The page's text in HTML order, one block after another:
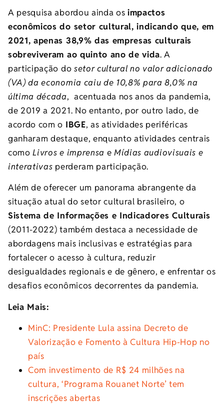
A pesquisa abordou ainda osimpactos
econômicos do setor cultural, indicando que, em
2021, apenas 38,9% das empresas culturais
sobreviveram ao quinto ano de vida. A
participação do setor cultural no valor adicionado
(VA) da economia caiu de 10,8% para 8,0% na
última década, acentuada nos anos da pandemia,
de 2019 a 2021. No entanto, por outro lado, de
acordo com o IBGE, as atividades periféricas
ganharam destaque, enquanto atividades centrais
comoLivros e imprensa e Mídias audiovisuais e
interativas perderam participação.
Além de oferecer um panorama abrangente da
situação atual do setor cultural brasileiro, o
Sistema de Informações e Indicadores Culturais
(2011-2022) também destaca a necessidade de
abordagens mais inclusivas e estratégias para
fortalecer o acesso à cultura, reduzir
desigualdades regionais e de gênero, e enfrentar os
desafios econômicos decorrentes da pandemia.
Leia Mais:
MinC: Presidente Lula assina Decreto de
Valorização e Fomento à Cultura Hip-Hop no
país
Com investimento de R$ 24 milhões na
cultura, ‘Programa Rouanet Norte’ tem
inscrições abertas